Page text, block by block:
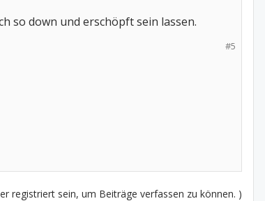
so down und erschöpft sein lassen.
#5
registriert sein, um Beiträge verfassen zu können. )